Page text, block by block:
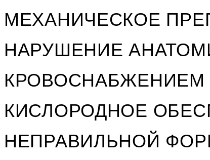
МЕХАНИЧЕСКОЕ
НАРУШЕНИЕ
КРОВОСНАБЖЕНИЕМ
КИСЛОРОДНОЕ
НЕПРАВИЛЬНОЙ